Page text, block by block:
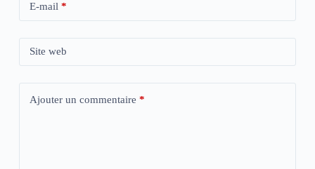
E-mail*
Site web
Ajouter un commentaire *